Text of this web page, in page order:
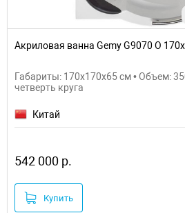
Акриловая ванна Gemy G9070 O
Габариты: 170x170x65 см • Объем:
четверть круга
Китай
542 000 р.
Купить